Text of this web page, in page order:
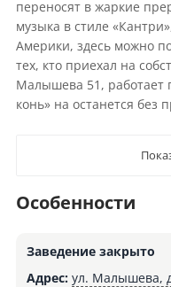
переносят в жаркие
музыка в стиле
Америки, здесь можно
тех, кто приехал на
Малышева 51, работает
конь» на останется без
Особенности
Заведение закрыто
Адрес: ул. Малышева,